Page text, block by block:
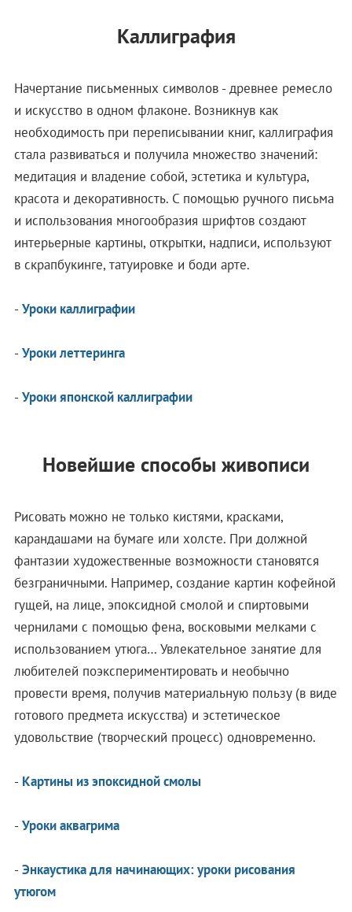
Каллиграфия
Начертание письменных символов - древнее ремесло
и искусство в одном флаконе. Возникнув как
необходимость при переписывании книг, каллиграфия
стала развиваться и получила множество значений:
медитация и владение собой, эстетика и культура,
красота и декоративность. С помощью ручного письма
и использования многообразия шрифтов создают
интерьерные картины, открытки, надписи, используют
в скрапбукинге, татуировке и боди арте.
- Уроки каллиграфии
- Уроки леттеринга
- Уроки японской каллиграфии
Новейшие способы живописи
Рисовать можно не только кистями, красками,
карандашами на бумаге или холсте. При должной
фантазии художественные возможности становятся
безграничными. Например, создание картин кофейной
гущей, на лице, эпоксидной смолой и спиртовыми
чернилами с помощью фена, восковыми мелками с
использованием утюга… Увлекательное занятие для
любителей поэкспериментировать и необычно
провести время, получив материальную пользу (в виде
готового предмета искусства) и эстетическое
удовольствие (творческий процесс) одновременно.
- Картины из эпоксидной смолы
- Уроки аквагрима
- Энкаустика для начинающих: уроки рисования
утюгом